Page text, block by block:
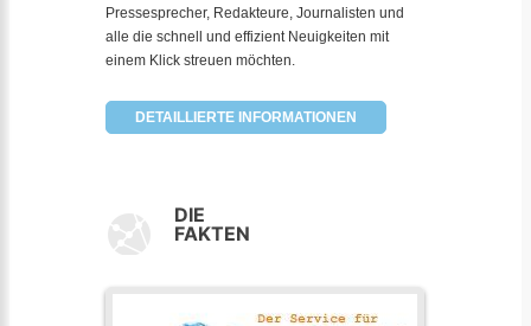
Pressesprecher, Redakteure, Journalisten und
alle die schnell und effizient Neuigkeiten mit
einem Klick streuen möchten.
DETAILLIERTE INFORMATIONEN
DIE
FAKTEN